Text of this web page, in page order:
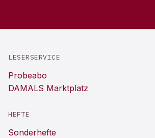
LESERSERVICE
Probeabo
DAMALS Marktplatz
HEFTE
Sonderhefte